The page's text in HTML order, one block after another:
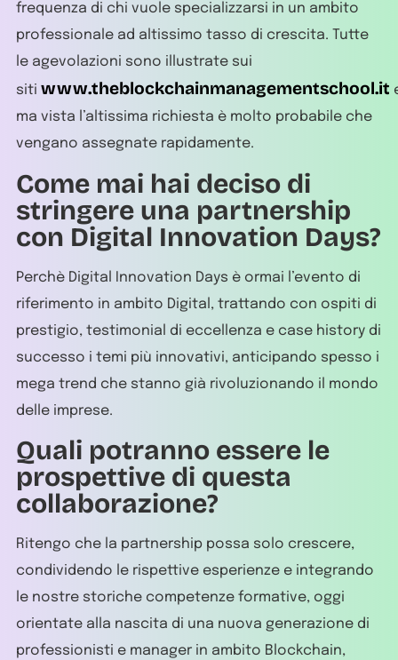
frequenza di chi vuole specializzarsi in un ambito
professionale ad altissimo tasso di crescita. Tutte
le agevolazioni sono illustrate sui
siti www.theblockchainmanagementschool.it
ma vista l’altissima richiesta è molto probabile che
vengano assegnate rapidamente.
Come mai hai deciso di
stringere una partnership
con Digital Innovation Days?
Perchè Digital Innovation Days è ormai l’evento di
riferimento in ambito Digital, trattando con ospiti di
prestigio, testimonial di eccellenza e case history di
successo i temi più innovativi, anticipando spesso i
mega trend che stanno già rivoluzionando il mondo
delle imprese.
Quali potranno essere le
prospettive di questa
collaborazione?
Ritengo che la partnership possa solo crescere,
condividendo le rispettive esperienze e integrando
le nostre storiche competenze formative, oggi
orientate alla nascita di una nuova generazione di
professionisti e manager in ambito Blockchain,